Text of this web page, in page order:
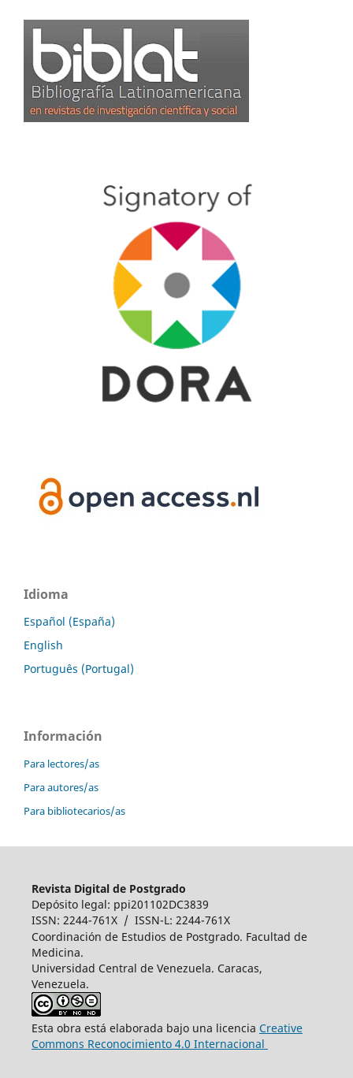
Idioma
Español (España)
English
Português (Portugal)
Información
Para lectores/as
Para autores/as
Para bibliotecarios/as
Revista Digital de Postgrado
Depósito legal: ppi201102DC3839
ISSN: 2244-761X / ISSN-L: 2244-761X
Coordinación de Estudios de Postgrado. Facultad de
Medicina.
Universidad Central de Venezuela. Caracas,
Venezuela.
Esta obra está elaborada bajo una licencia Creative
Commons Reconocimiento 4.0 Internacional